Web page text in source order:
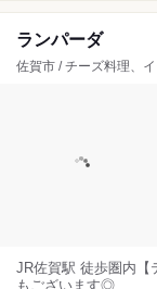
ランパーダ
佐賀市 / チーズ料理、
JR佐賀駅 徒歩圏内【
もございます◎